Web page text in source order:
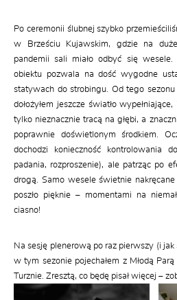
Po ceremonii ślubnej szybko
w Brześciu Kujawskim, gdzie na
pandemii sali miało odbyć się wesele.
obiektu pozwala na dość wygodne
statywach do strobingu. Od tego
dołożyłem jeszcze światło
tylko nieznacznie tracą na głębi, a
poprawnie doświetlonym środkiem.
dochodzi konieczność kontrolowania
padania, rozproszenie), ale patrząc po
drogą. Samo wesele świetnie
poszło pięknie – momentami na
ciasno!
Na sesję plenerową po raz pierwszy (i jak
w tym sezonie pojechałem z Młodą
Turznie. Zresztą, co będę pisał więcej –